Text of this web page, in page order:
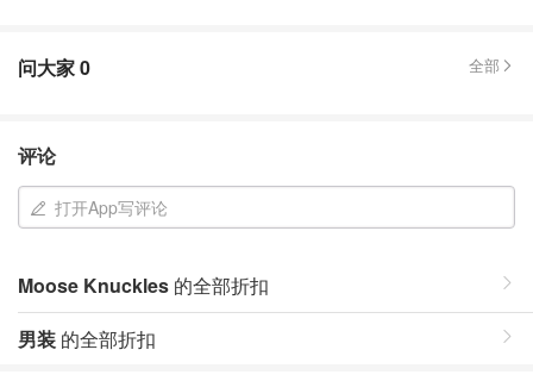
问大家0 全部
评论
打开App写评论
Moose Knuckles 的全部折扣
男装 的全部折扣